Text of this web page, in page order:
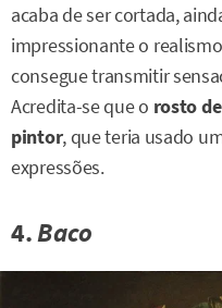
acaba de ser cortada,
impressionante o
consegue transmitir
Acredita-se que o rosto
pintor, que teria usado
expressões.
4.Baco